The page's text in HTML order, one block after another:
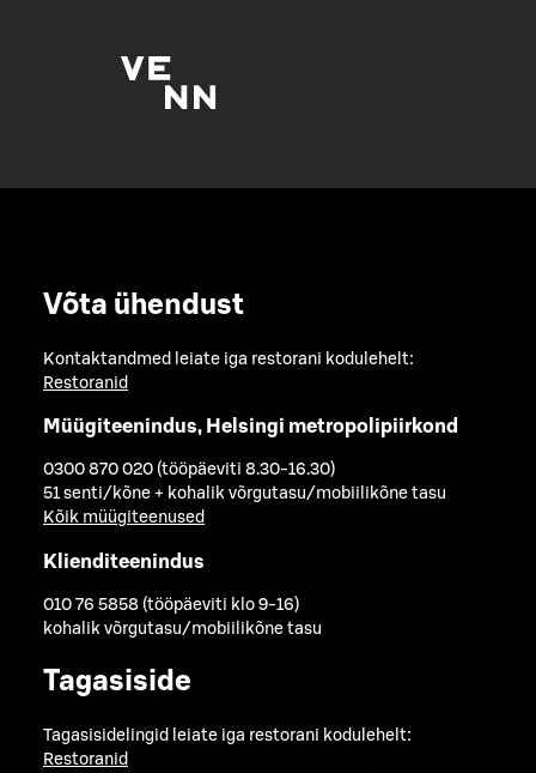
Võta ühendust
Kontaktandmed leiate iga restorani kodulehelt:
Restoranid
Müügiteenindus, Helsingi metropolipiirkond
0300 870 020 (tööpäeviti 8.30-16.30)
51 senti/kõne + kohalik võrgutasu/mobiilikõne tasu
Kõik müügiteenused
Klienditeenindus
010 76 5858 (tööpäeviti klo 9-16)
kohalik võrgutasu/mobiilikõne tasu
Tagasiside
Tagasisidelingid leiate iga restorani kodulehelt:
Restoranid